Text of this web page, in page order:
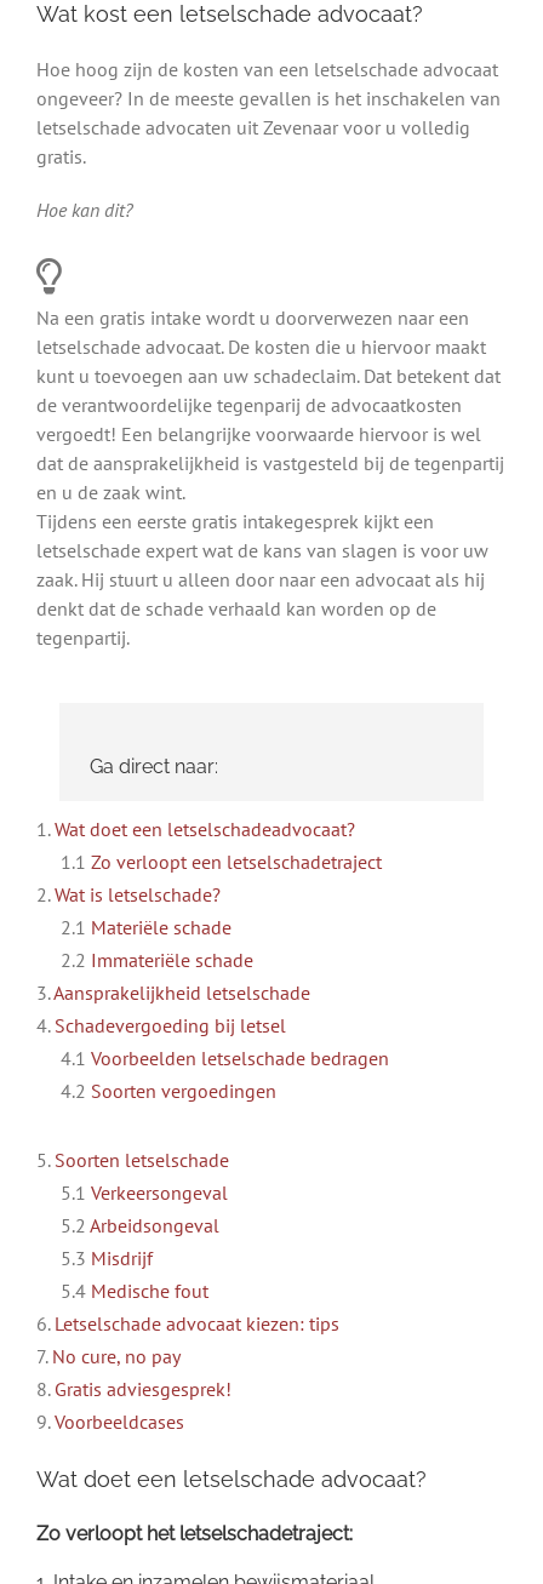
Wat kost een letselschade advocaat?
Hoe hoog zijn de kosten van een letselschade advocaat
ongeveer? In de meeste gevallen is het inschakelen van
letselschade advocaten uit Zevenaar voor u volledig
gratis.
Hoe kan dit?
Na een gratis intake wordt u doorverwezen naar een
letselschade advocaat. De kosten die u hiervoor maakt
kunt u toevoegen aan uw schadeclaim. Dat betekent dat
de verantwoordelijke tegenparij de advocaatkosten
vergoedt! Een belangrijke voorwaarde hiervoor is wel
dat de aansprakelijkheid is vastgesteld bij de tegenpartij
en u de zaak wint.
Tijdens een eerste gratis intakegesprek kijkt een
letselschade expert wat de kans van slagen is voor uw
zaak. Hij stuurt u alleen door naar een advocaat als hij
denkt dat de schade verhaald kan worden op de
tegenpartij.
Ga direct naar:
1.Wat doet een letselschadeadvocaat?
1.1 Zo verloopt een letselschadetraject
2.Wat is letselschade?
2.1 Materiële schade
2.2 Immateriële schade
3.Aansprakelijkheid letselschade
4. Schadevergoeding bij letsel
4.1 Voorbeelden letselschade bedragen
4.2 Soorten vergoedingen
5. Soorten letselschade
5.1 Verkeersongeval
5.2 Arbeidsongeval
5.3 Misdrijf
5.4 Medische fout
6. Letselschade advocaat kiezen: tips
7. No cure, no pay
8. Gratis adviesgesprek!
9.Voorbeeldcases
Wat doet een letselschade advocaat?
Zo verloopt het letselschadetraject: